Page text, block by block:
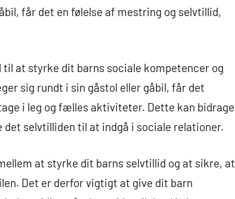
får det en følelse af mestring og selvtillid,
til at styrke dit barns sociale kompetencer og
sig rundt i sin gåstol eller gåbil, får det
i leg og fælles aktiviteter. Dette kan bidrage
selvtilliden til at indgå i sociale relationer.
at styrke dit barns selvtillid og at sikre, at
Det er derfor vigtigt at give dit barn